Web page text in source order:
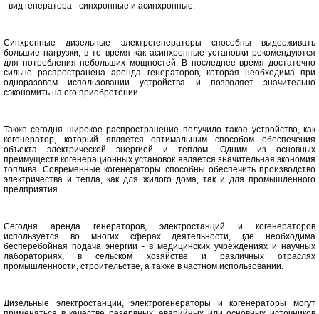
- вид генератора - синхронные и асинхронные.
Синхронные дизельные электрогенераторы способны выдерживать
большие нагрузки, в то время как асинхронные установки рекомендуются
для потребления небольших мощностей. В последнее время достаточно
сильно распространена аренда генераторов, которая необходима при
одноразовом использовании устройства и позволяет значительно
сэкономить на его приобретении.
Также сегодня широкое распространение получило такое устройство, как
когенератор, который является оптимальным способом обеспечения
объекта электрической энергией и теплом. Одним из основных
преимуществ когенерационных установок является значительная экономия
топлива. Современные когенераторы способны обеспечить производство
электричества и тепла, как для жилого дома, так и для промышленного
предприятия.
Сегодня аренда генераторов, электростанций и когенераторов
используется во многих сферах деятельности, где необходима
бесперебойная подача энергии - в медицинских учреждениях и научных
лабораториях, в сельском хозяйстве и различных отраслях
промышленности, строительстве, а также в частном использовании.
Дизельные электростанции, электрогенераторы и когенераторы могут